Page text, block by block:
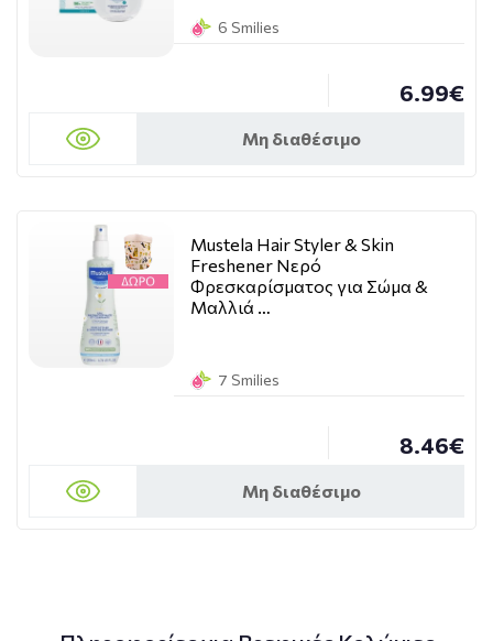
6 Smilies
6.99€
Μη διαθέσιμο
Mustela Hair Styler & Skin
Freshener Νερό
Φρεσκαρίσματος για Σώμα &
Μαλλιά …
7 Smilies
8.46€
Μη διαθέσιμο